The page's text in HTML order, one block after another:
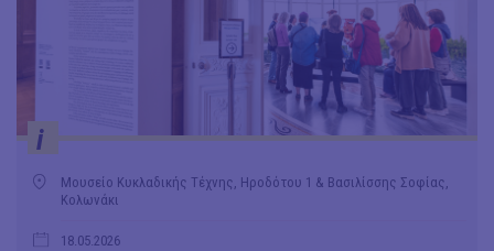
i
Μουσείο Κυκλαδικής Τέχνης, Ηροδότου 1 & Βασιλίσσης Σοφίας,
Κολωνάκι
18.05.2026